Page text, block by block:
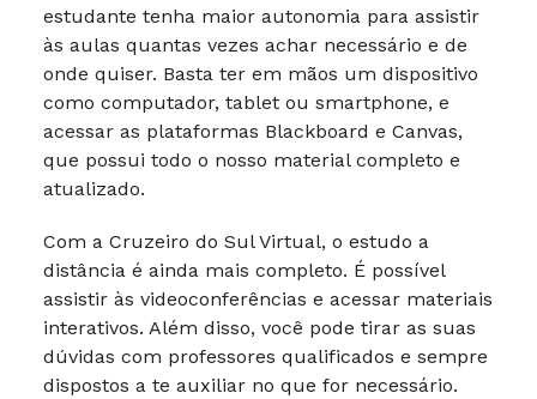
estudante tenha maior autonomia para assistir
às aulas quantas vezes achar necessário e de
onde quiser. Basta ter em mãos um dispositivo
como computador, tablet ou smartphone, e
acessar as plataformas Blackboard e Canvas,
que possui todo o nosso material completo e
atualizado.
Com a Cruzeiro do Sul Virtual, o estudo a
distância é ainda mais completo. É possível
assistir às videoconferências e acessar materiais
interativos. Além disso, você pode tirar as suas
dúvidas com professores qualificados e sempre
dispostos a te auxiliar no que for necessário.